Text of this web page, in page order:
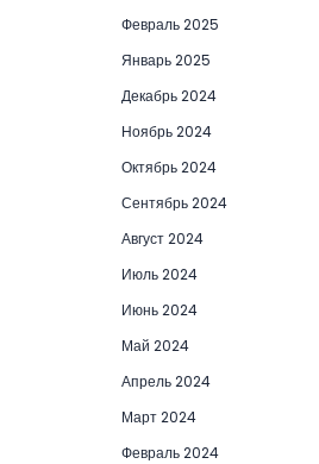
Февраль 2025
Январь 2025
Декабрь 2024
Ноябрь 2024
Октябрь 2024
Сентябрь 2024
Август 2024
Июль 2024
Июнь 2024
Май 2024
Апрель 2024
Март 2024
Февраль 2024